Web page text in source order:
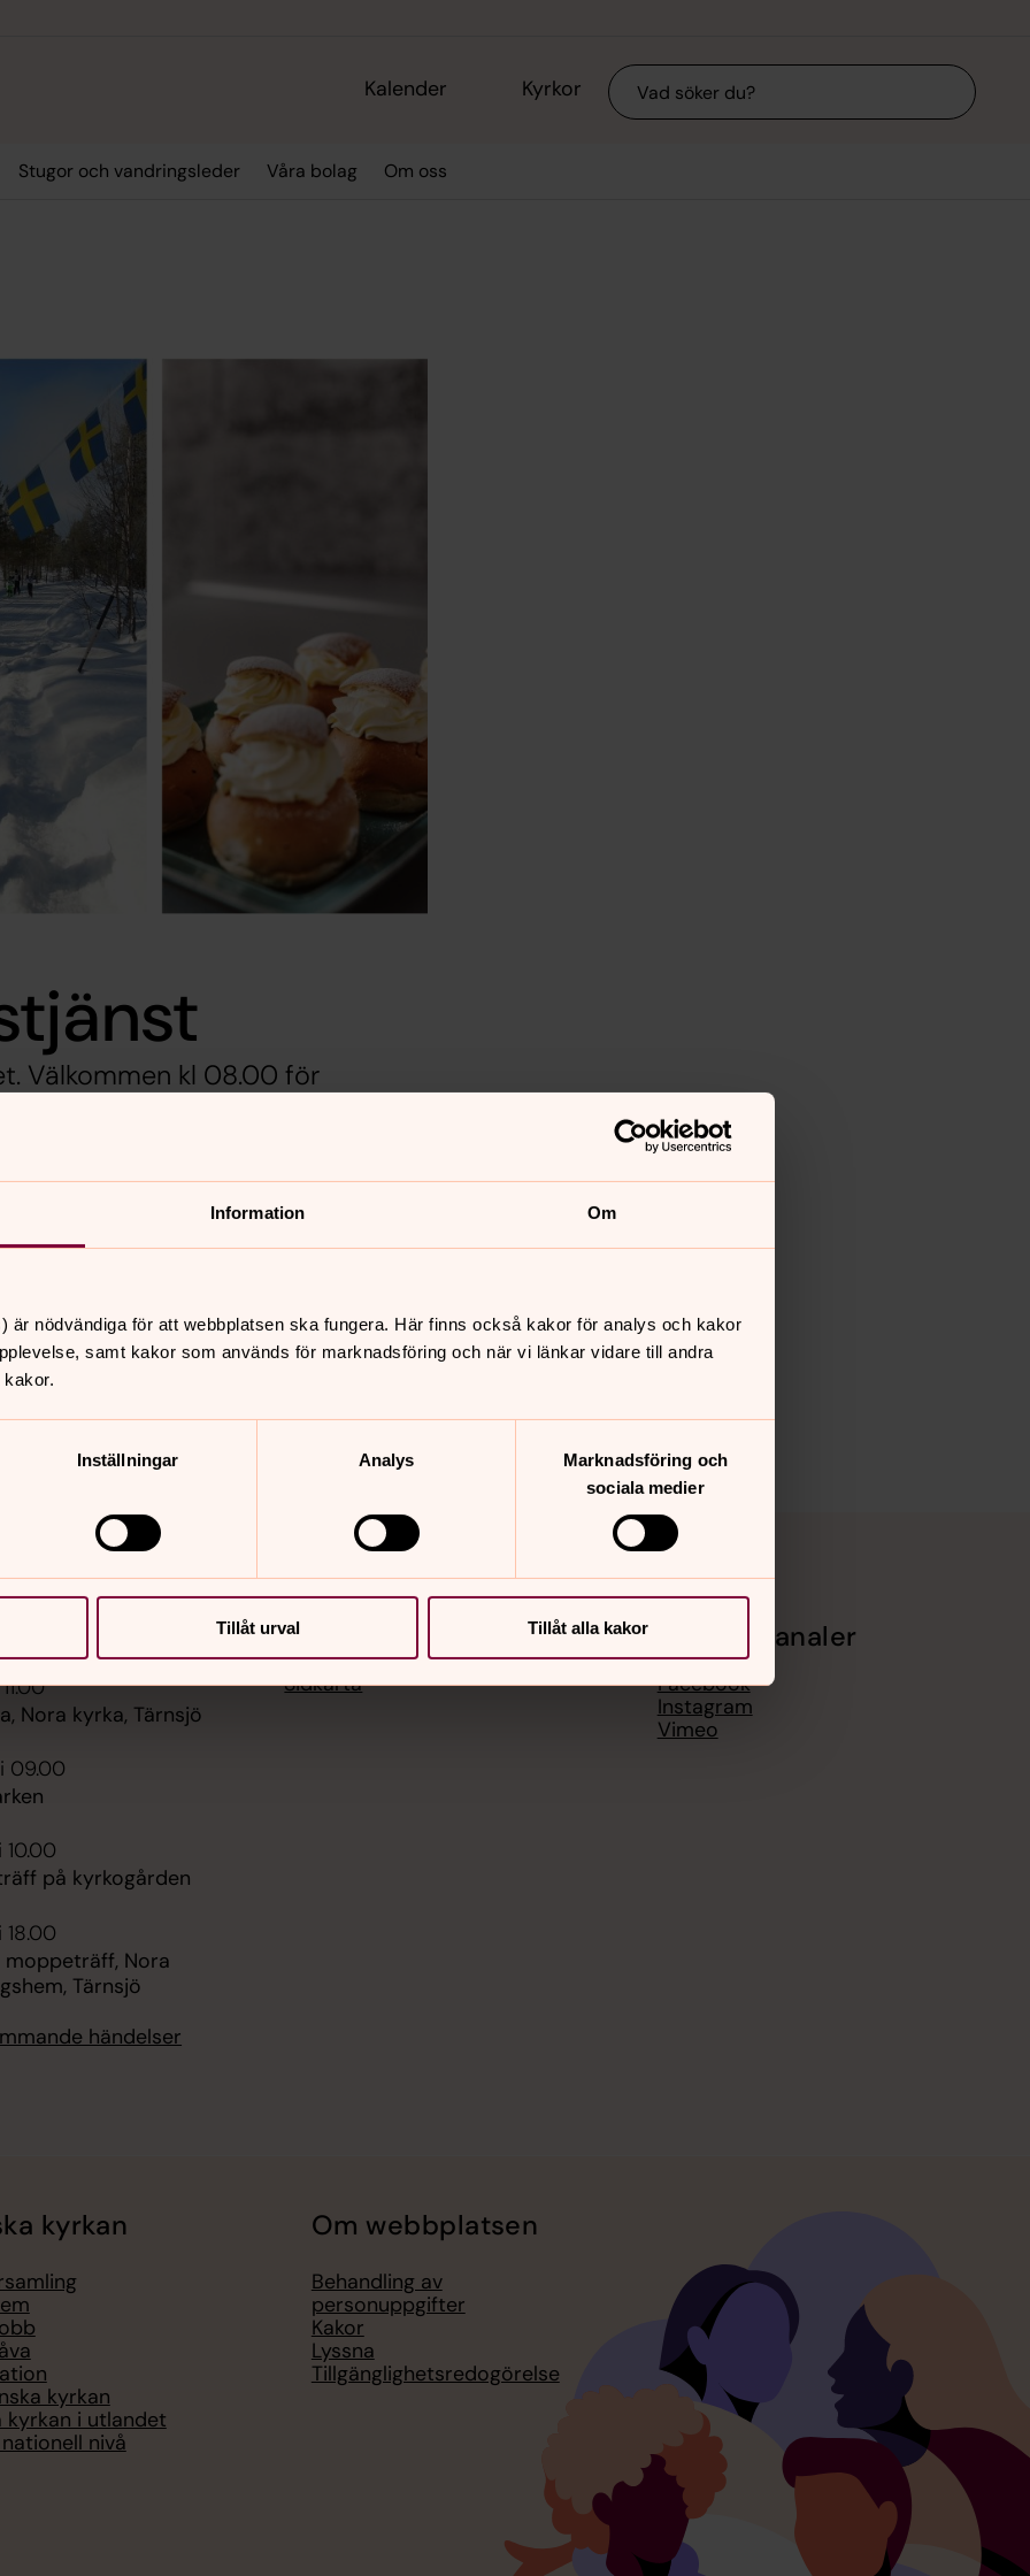
Information Om
är nödvändiga för att webbplatsen ska fungera. Här finns också kakor för analys och kakor
samt kakor som används för marknadsföring och när vi länkar vidare till andra
Inställningar Analys
Marknadsföring och
sociala medier
Tillåt urval Tillåt alla kakor
Kalender Kyrkor Sök
Stugor och vandringsleder Våra bolag Om oss
Välkommen kl 08.00 för
på storbildsskärm. Det
kl 10.00 och serveras
Nora kyrka, Tärnsjö
09.00
10.00
på kyrkogården
18.00
Nora
Tärnsjö
händelser
Hitta snabbt
Sidkarta
Sociala kanaler
Facebook
Instagram
Vimeo
kyrkan
kyrkan
kyrkan i utlandet
nivå
Om webbplatsen
Behandling av
personuppgifter
Kakor
Lyssna
Tillgänglighetsredogörelse